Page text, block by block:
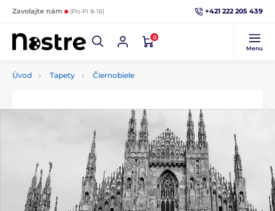
Zavolajte nám (Po-Pi 8-16) +421 222 205 439
0
Menu
Úvod Tapety Čiernobiele